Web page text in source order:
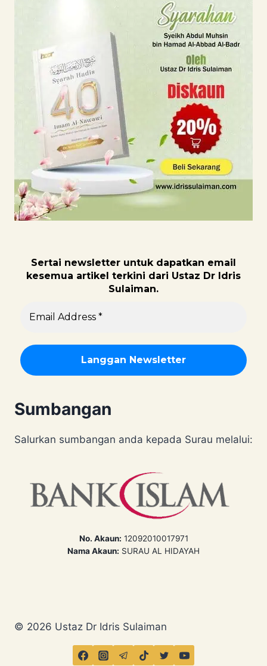
Sertai newsletter untuk dapatkan email
kesemua artikel terkini dari Ustaz Dr Idris
Sulaiman.
Sumbangan
Salurkan sumbangan anda kepada Surau melalui:
No. Akaun: 12092010017971
Nama Akaun: SURAU AL HIDAYAH
© 2026 Ustaz Dr Idris Sulaiman